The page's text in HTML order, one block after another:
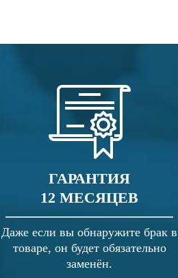
ГАРАНТИЯ
12 МЕСЯЦЕВ
Даже если вы обнаружите брак в
товаре, он будет обязательно
заменён.